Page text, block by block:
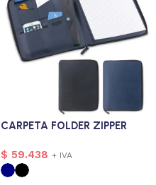
CARPETA FOLDER ZIPPER
$ 59.438 + IVA